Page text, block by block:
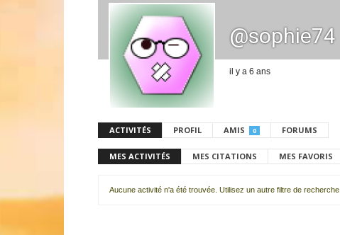
@sophie74
il y a 6 ans
ACTIVITÉS PROFIL AMIS 0 FORUMS
MES ACTIVITÉS MES CITATIONS MES FAVORIS
Aucune activité n'a été trouvée. Utilisez un autre filtre de recherche.